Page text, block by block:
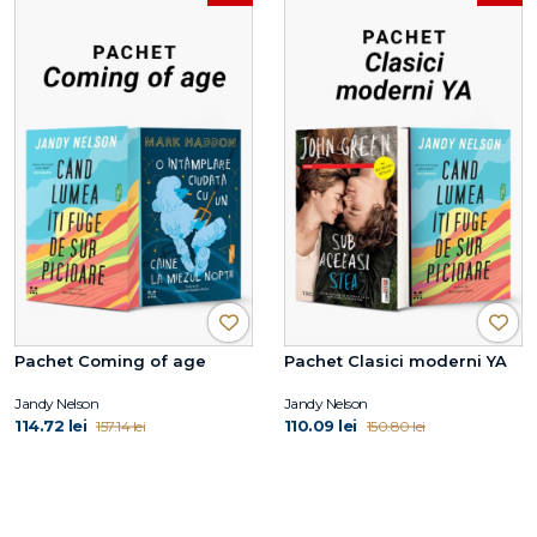
Pachet Coming of age
Jandy Nelson
114.72 lei 157.14 lei
Pachet Clasici moderni YA
Jandy Nelson
110.09 lei 150.80 lei